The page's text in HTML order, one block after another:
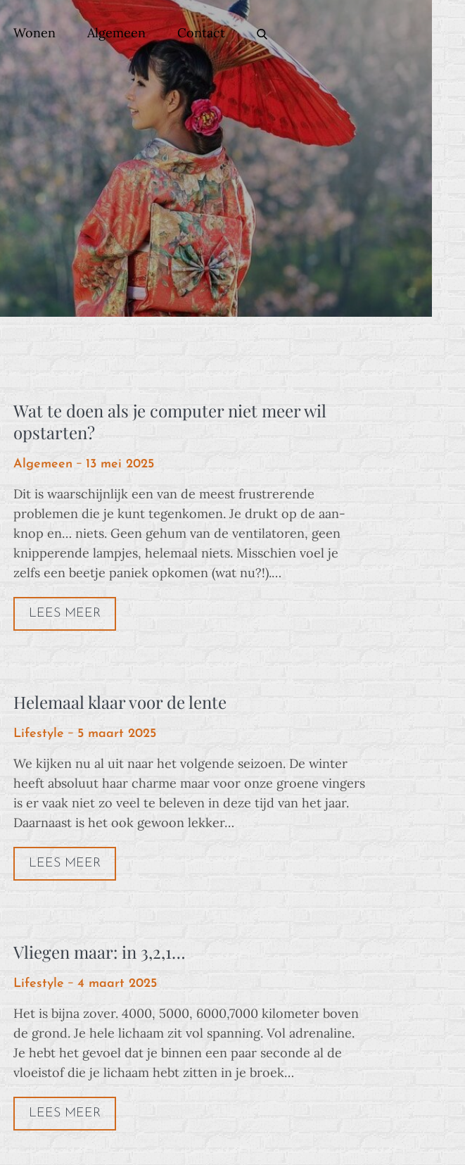
Wonen Algemeen Contact
Wat te doen als je computer niet meer wil
opstarten?
Algemeen
Posted
13 mei 2025
Dit is waarschijnlijk een van de meest frustrerende
problemen die je kunt tegenkomen. Je drukt op de aan-
knop en… niets. Geen gehum van de ventilatoren, geen
knipperende lampjes, helemaal niets. Misschien voel je
zelfs een beetje paniek opkomen (wat nu?!).…
LEES MEER
Helemaal klaar voor de lente
Lifestyle
Posted
5 maart 2025
We kijken nu al uit naar het volgende seizoen. De winter
heeft absoluut haar charme maar voor onze groene vingers
is er vaak niet zo veel te beleven in deze tijd van het jaar.
Daarnaast is het ook gewoon lekker…
LEES MEER
Vliegen maar: in 3,2,1…
Lifestyle
Posted
4 maart 2025
Het is bijna zover. 4000, 5000, 6000,7000 kilometer boven
de grond. Je hele lichaam zit vol spanning. Vol adrenaline.
Je hebt het gevoel dat je binnen een paar seconde al de
vloeistof die je lichaam hebt zitten in je broek…
LEES MEER